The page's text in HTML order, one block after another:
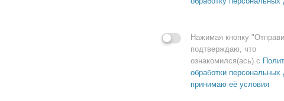
Нажимая кнопку
подтверждаю, что
ознакомился(ась) с
обработки персональных
принимаю её условия